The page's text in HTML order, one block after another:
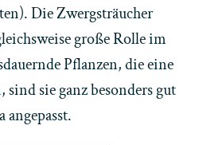
Die Zwergsträucher
große Rolle im
Pflanzen, die eine
sind sie ganz besonders gut